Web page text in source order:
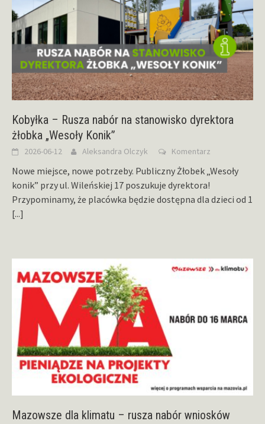
Kobyłka – Rusza nabór na stanowisko dyrektora
żłobka „Wesoły Konik”
2026-06-12 Aleksandra Olczyk Komentarz
Nowe miejsce, nowe potrzeby. Publiczny Żłobek „Wesoły
konik” przy ul. Wileńskiej 17 poszukuje dyrektora!
Przypominamy, że placówka będzie dostępna dla dzieci od 1
[...]
Mazowsze dla klimatu – rusza nabór wniosków